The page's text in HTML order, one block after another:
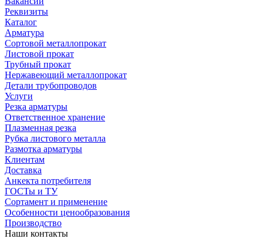
Реквизиты
Каталог
Арматура
Сортовой металлопрокат
Листовой прокат
Трубный прокат
Нержавеющий металлопрокат
Детали трубопроводов
Услуги
Резка арматуры
Ответственное хранение
Плазменная резка
Рубка листового металла
Размотка арматуры
Клиентам
Доставка
Анкекта потребителя
ГОСТы и ТУ
Сортамент и применение
Особенности ценообразования
Производство
Наши контакты